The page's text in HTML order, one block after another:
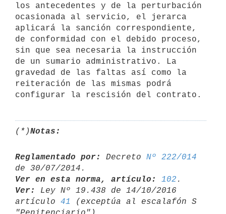
los antecedentes y de la perturbación
ocasionada al servicio, el jerarca
aplicará la sanción correspondiente,
de conformidad con el debido proceso,
sin que sea necesaria la instrucción
de un sumario administrativo. La
gravedad de las faltas así como la
reiteración de las mismas podrá
(*)Notas:
Reglamentado por: Decreto Nº 222/014
Ver en esta norma, artículo:
102
Ver:
Ley Nº 19.438 de 14/10/2016
artículo 41
(exceptúa al escalafón S